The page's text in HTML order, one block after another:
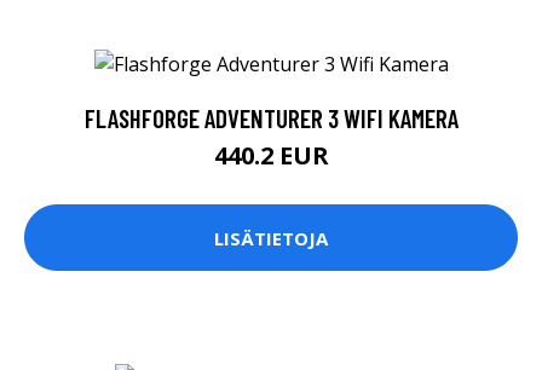
FLASHFORGE ADVENTURER 3 WIFI KAMERA
440.2 EUR
LISÄTIETOJA